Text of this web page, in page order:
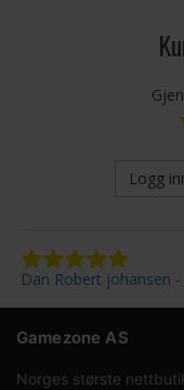
Logg
Dan Robert johansen
Gamezone AS
Norges største